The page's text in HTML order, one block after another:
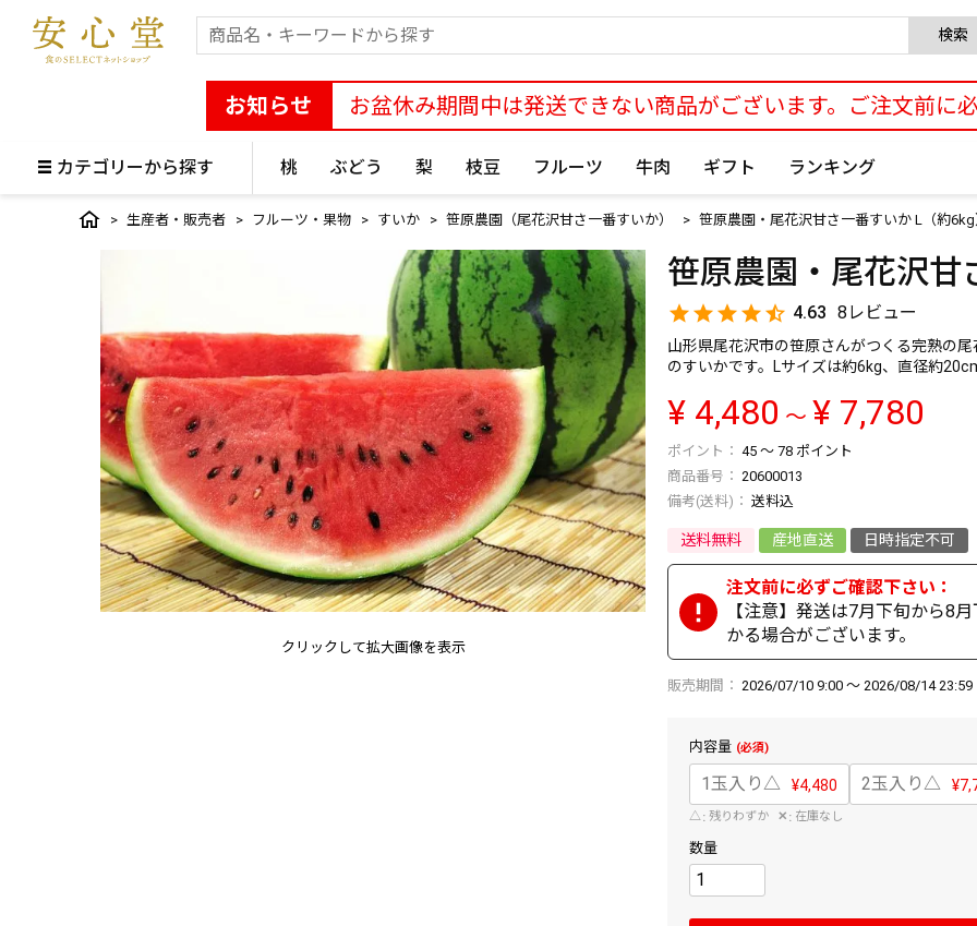
検索
お知らせ お盆休み期間中は発送できない商品がございます。ご注文前に
カテゴリーから探す 桃 ぶどう 梨 枝豆 フルーツ 牛肉 ギフト ランキング
生産者・販売者 フルーツ・果物 すいか 笹原農園（尾花沢甘さ一番すいか） 笹原農園・尾花沢甘さ一番すいか L（約
クリックして拡大画像を表示
笹原農園・尾花沢甘
4.63 8
山形県尾花沢市の笹原さんがつくる完熟の
のすいかです。Lサイズは約6kg、直径約
¥ 4,480 〜 ¥ 7,780
45 〜 78 ポイント
商品番号
20600013
送料込
送料無料 産地直送 日時指定不可
【注意】発送は7月下旬から8
かる場合がございます。
販売期間 2026/07/10 9:00 〜 2026/08/14 23:59
内容量
1玉入り△ ¥4,480 2玉入り△ ¥
△ 残りわずか ✕ 在庫なし